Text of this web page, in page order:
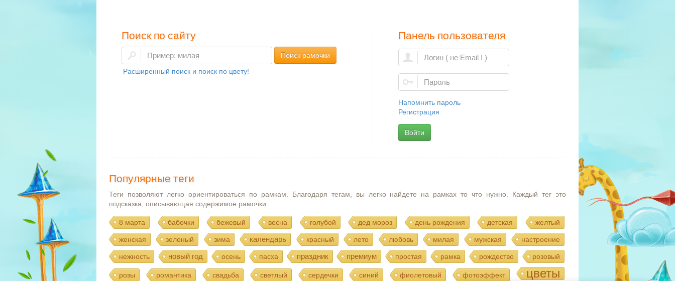
Поиск по сайту
Поиск рамочки
Расширенный поиск и поиск по цвету!
Панель пользователя
Напомнить пароль
Регистрация
Войти
Популярные теги
Теги позволяют легко ориентироваться по рамкам. Благодаря тегам, вы легко найдете на рамках то что нужно. Каждый тег это
подсказка, описывающая содержимое рамочки.
8 марта бабочки бежевый весна голубой дед мороз день рождения детская желтый
женская зеленый зима календарь красный лето любовь милая мужская настроение
нежность новый год осень пасха праздник премиум простая рамка рождество розовый
розы романтика свадьба светлый сердечки синий фиолетовый фотоэффект цветы